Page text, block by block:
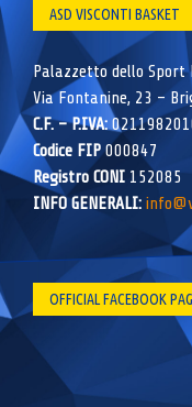
ASD VISCONTI BASKET
Palazzetto dello Sport
Via Fontanine, 23 –
C.F. – P.IVA:
Codice FIP000847
Registro CONI 152085
INFO GENERALI:
OFFICIAL FACEBOOK